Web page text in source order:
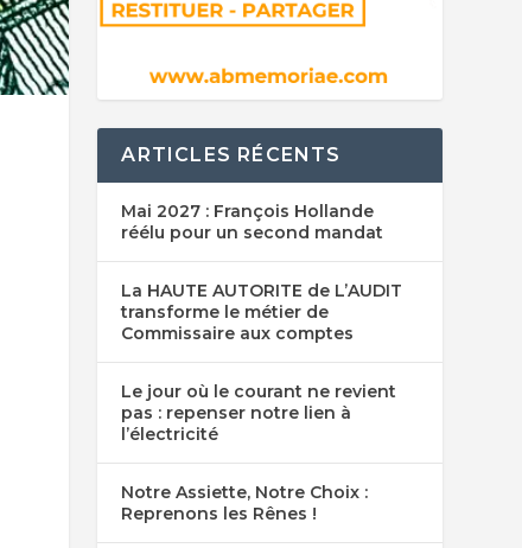
ARTICLES RÉCENTS
Mai 2027 : François Hollande
réélu pour un second mandat
La HAUTE AUTORITE de L’AUDIT
transforme le métier de
Commissaire aux comptes
Le jour où le courant ne revient
pas : repenser notre lien à
l’électricité
Notre Assiette, Notre Choix :
Reprenons les Rênes !